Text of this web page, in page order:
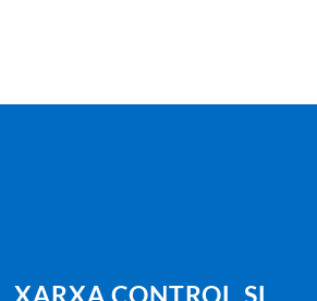
XARXA CONTROL,SL